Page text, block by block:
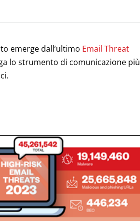
emerge dall’ultimo Email Threat
lo strumento di comunicazione più